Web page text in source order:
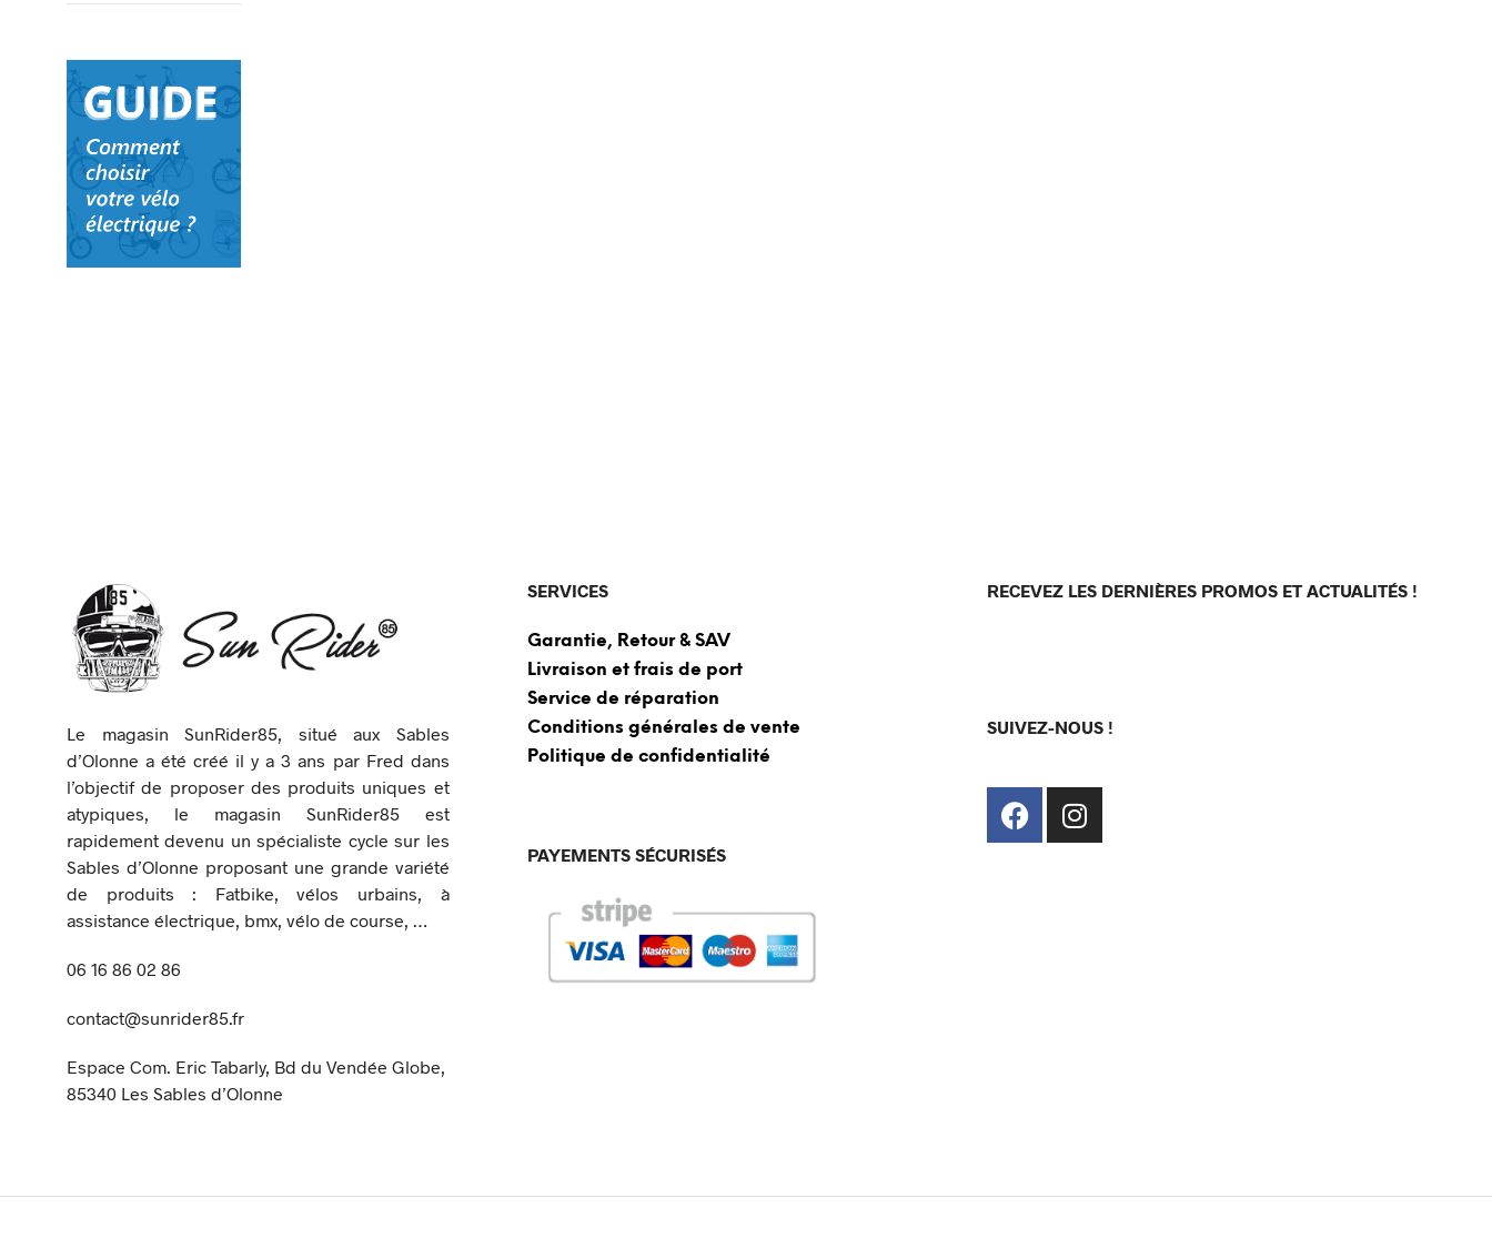
Le magasin SunRider85, situé aux Sables
d’Olonne a été créé il y a 3 ans par Fred dans
l’objectif de proposer des produits uniques et
atypiques, le magasin SunRider85 est
rapidement devenu un spécialiste cycle sur les
Sables d’Olonne proposant une grande variété
de produits : Fatbike, vélos urbains, à
assistance électrique, bmx, vélo de course, …
06 16 86 02 86
contact@sunrider85.fr
Espace Com. Eric Tabarly, Bd du Vendée Globe,
85340 Les Sables d’Olonne
SERVICES
Garantie, Retour & SAV
Livraison et frais de port
Service de réparation
Conditions générales de vente
Politique de confidentialité
PAYEMENTS SÉCURISÉS
RECEVEZ LES DERNIÈRES PROMOS ET ACTUALITÉS !
SUIVEZ-NOUS !